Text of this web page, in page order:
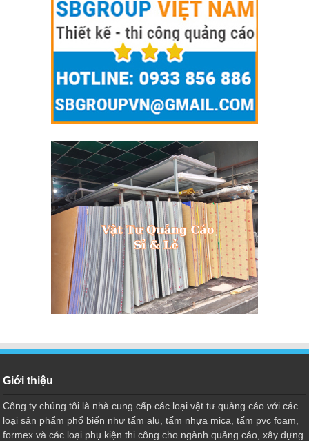
Giới thiệu
Công ty chúng tôi là nhà cung cấp các loại vật tư quảng cáo với các
loại sản phẩm phổ biến như tấm alu, tấm nhựa mica, tấm pvc foam,
formex và các loại phụ kiện thi công cho ngành quảng cáo, xây dựng